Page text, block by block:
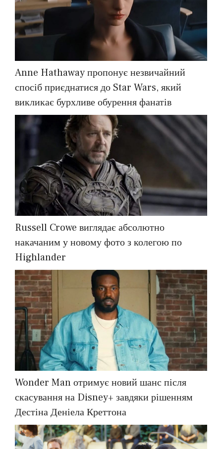
Anne Hathaway пропонує незвичайний
спосіб приєднатися до Star Wars, який
викликає бурхливе обурення фанатів
Russell Crowe виглядає абсолютно
накачаним у новому фото з колегою по
Highlander
Wonder Man отримує новий шанс після
скасування на Disney+ завдяки рішенням
Дестіна Деніела Креттона